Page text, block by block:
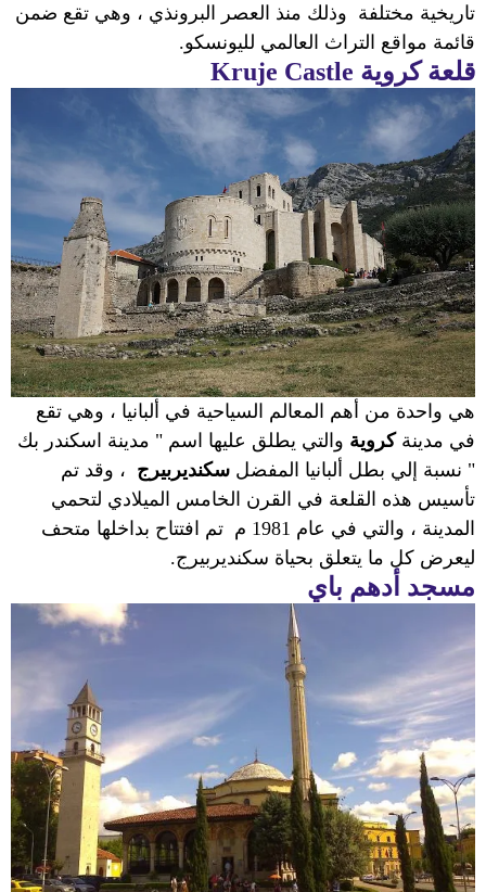
تاريخية مختلفة وذلك منذ العصر البرونذي ، وهي تقع ضمن
قائمة مواقع التراث العالمي لليونسكو.
قلعة كروية Kruje Castle
هي واحدة من أهم المعالم السياحية في ألبانيا ، وهي تقع
في مدينةكروية والتي يطلق عليها اسم " مدينة اسكندر بك
" نسبة إلي بطل ألبانيا المفضل سكنديربيرج ، وقد تم
تأسيس هذه القلعة في القرن الخامس الميلادي لتحمي
المدينة ، والتي في عام 1981 م
تم افتتاح بداخلها متحف
ليعرض كل ما يتعلق بحياة سكنديربيرج.
مسجد أدهم باي